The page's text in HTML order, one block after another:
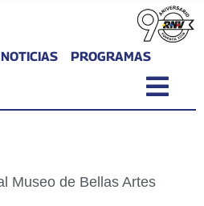
NOTICIAS PROGRAMAS